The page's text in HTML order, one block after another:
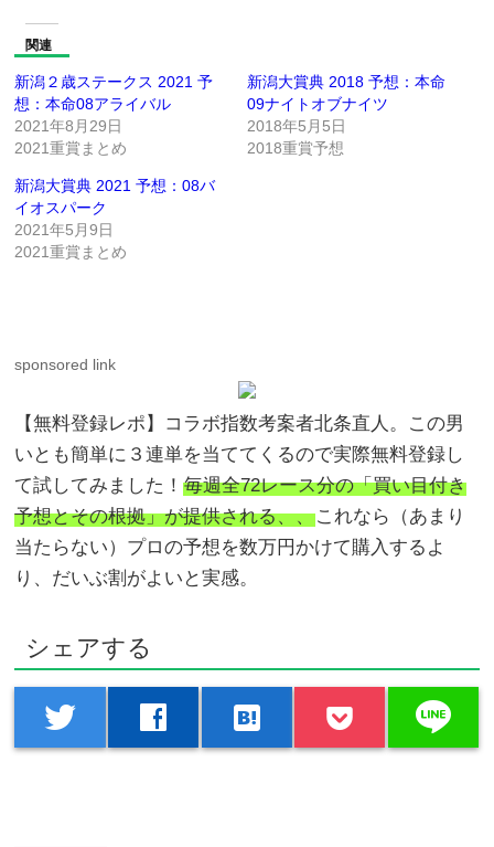
関連
新潟２歳ステークス 2021 予
想：本命08アライバル
2021年8月29日
2021重賞まとめ
新潟大賞典 2018 予想：本命
09ナイトオブナイツ
2018年5月5日
2018重賞予想
新潟大賞典 2021 予想：08バ
イオスパーク
2021年5月9日
2021重賞まとめ
sponsored link
【無料登録レポ】コラボ指数考案者北条直人。この男
いとも簡単に３連単を当ててくるので実際無料登録し
て試してみました！毎週全72レース分の「買い目付き
予想とその根拠」が提供される、、これなら（あまり
当たらない）プロの予想を数万円かけて購入するよ
り、だいぶ割がよいと実感。
シェアする
twitter facebook hatenabookmark line